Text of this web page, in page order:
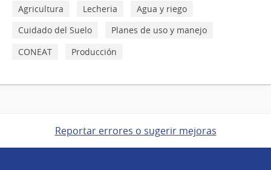
Agricultura
Lecheria
Agua y riego
Cuidado del Suelo
Planes de uso y manejo
CONEAT
Producción
Reportar errores o sugerir mejoras